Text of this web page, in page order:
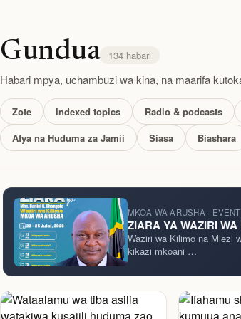
Gundua 134 habari
Habari mpya, uchambuzi wa kina, na maarifa
Zote Indexed topics Radio & podcasts
Afya na Huduma za Jamii
Siasa Biashara
Gundua kwa Kategoria
SEKTA & BIASHARA
MKOA WA ARUSHA · EVENT
ZIARA YA WAZIRI
Waziri wa Kilimo na Mlezi
kikazi mkoani …